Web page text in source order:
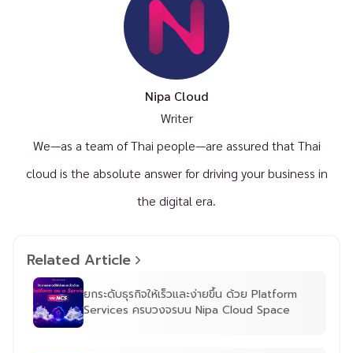
Nipa Cloud
Writer
We—as a team of Thai people—are assured that Thai
cloud is the absolute answer for driving your business in
the digital era.
Related Article
ยกระดับธุรกิจให้เร็วและง่ายขึ้น ด้วย Platform
Services ครบวงจรบน Nipa Cloud Space